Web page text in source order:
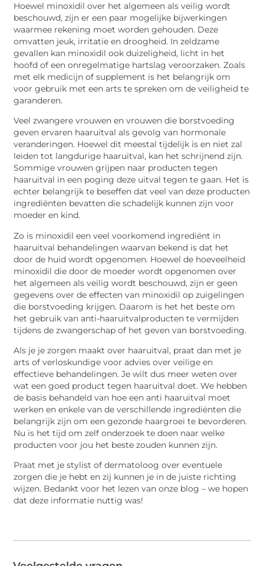
Hoewel minoxidil over het algemeen als veilig wordt
beschouwd, zijn er een paar mogelijke bijwerkingen
waarmee rekening moet worden gehouden. Deze
omvatten jeuk, irritatie en droogheid. In zeldzame
gevallen kan minoxidil ook duizeligheid, licht in het
hoofd of een onregelmatige hartslag veroorzaken. Zoals
met elk medicijn of supplement is het belangrijk om
voor gebruik met een arts te spreken om de veiligheid te
garanderen.
Veel zwangere vrouwen en vrouwen die borstvoeding
geven ervaren haaruitval als gevolg van hormonale
veranderingen. Hoewel dit meestal tijdelijk is en niet zal
leiden tot langdurige haaruitval, kan het schrijnend zijn.
Sommige vrouwen grijpen naar producten tegen
haaruitval in een poging deze uitval tegen te gaan. Het is
echter belangrijk te beseffen dat veel van deze producten
ingrediënten bevatten die schadelijk kunnen zijn voor
moeder en kind.
Zo is minoxidil een veel voorkomend ingrediënt in
haaruitval behandelingen waarvan bekend is dat het
door de huid wordt opgenomen. Hoewel de hoeveelheid
minoxidil die door de moeder wordt opgenomen over
het algemeen als veilig wordt beschouwd, zijn er geen
gegevens over de effecten van minoxidil op zuigelingen
die borstvoeding krijgen. Daarom is het het beste om
het gebruik van anti-haaruitvalproducten te vermijden
tijdens de zwangerschap of het geven van borstvoeding.
Als je je zorgen maakt over haaruitval, praat dan met je
arts of verloskundige voor advies over veilige en
effectieve behandelingen. Je wilt dus meer weten over
wat een goed product tegen haaruitval doet. We hebben
de basis behandeld van hoe een anti haaruitval moet
werken en enkele van de verschillende ingrediënten die
belangrijk zijn om een gezonde haargroei te bevorderen.
Nu is het tijd om zelf onderzoek te doen naar welke
producten voor jou het beste zouden kunnen zijn.
Praat met je stylist of dermatoloog over eventuele
zorgen die je hebt en zij kunnen je in de juiste richting
wijzen. Bedankt voor het lezen van onze blog – we hopen
dat deze informatie nuttig was!